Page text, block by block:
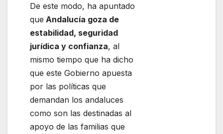
De este modo, ha apuntado
que Andalucía goza de
estabilidad, seguridad
jurídica y confianza, al
mismo tiempo que ha dicho
que este Gobierno apuesta
por las políticas que
demandan los andaluces
como son las destinadas al
apoyo de las familias que